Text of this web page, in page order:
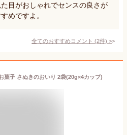
目がおしゃれでセンスの良さが
めですよ。
全てのおすすめコメント (2件) >
菓子 さぬきのおいり 2袋(20g×4カップ)